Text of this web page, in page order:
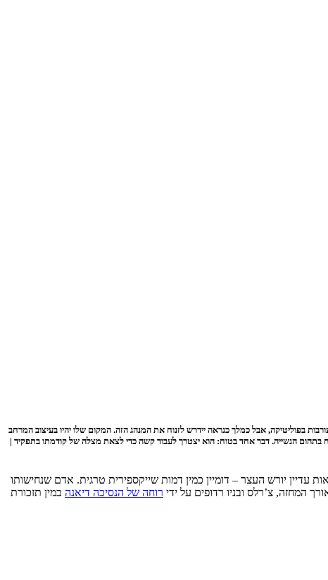
בפוליטיקה, אבל כמלך כנראה יידרש לזנוח את המנהג הזה. המקום שלו יהיו בעיצוב המרחב
בתהום הנשייה. דבר אחד בטוח: הוא יצטרך לעבוד קשה כדי לצאת מצלה של קודמתו בתפקיד |
עדיין יורש העצר – דומיין כמין דמות שייקספירית טרגית. אדם שנחישותו
המחזה, צ’רלס ובניו רדופים על ידי רוחה של הנסיכה דיאנה במין תזכורת